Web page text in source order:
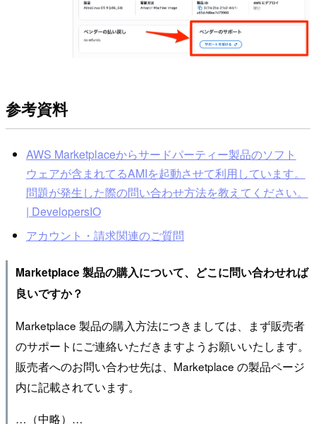
参考資料
AWS Marketplaceからサードパーティー製品のソフト
ウェアが含まれてるAMIを起動させて利用しています。
問題が発生した際の問い合わせ方法を教えてください。
| DevelopersIO
アカウント・請求関連のご質問
Marketplace 製品の購入について、どこに問い合わせれば
良いですか？
Marketplace 製品の購入方法につきましては、まず販売者
のサポートにご連絡いただきますようお願いいたします。
販売者へのお問い合わせ先は、Marketplace の製品ページ
内に記載されています。
…（中略）…